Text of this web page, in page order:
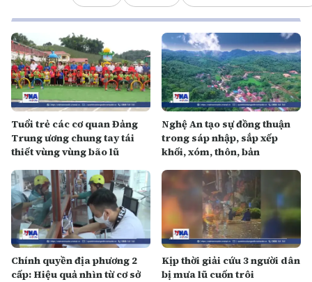
Tuổi trẻ các cơ quan Đảng
Trung ương chung tay tái
thiết vùng vùng bão lũ
Nghệ An tạo sự đồng thuận
trong sáp nhập, sắp xếp
khối, xóm, thôn, bản
Chính quyền địa phương 2
cấp: Hiệu quả nhìn từ cơ sở
Kịp thời giải cứu 3 người dân
bị mưa lũ cuốn trôi